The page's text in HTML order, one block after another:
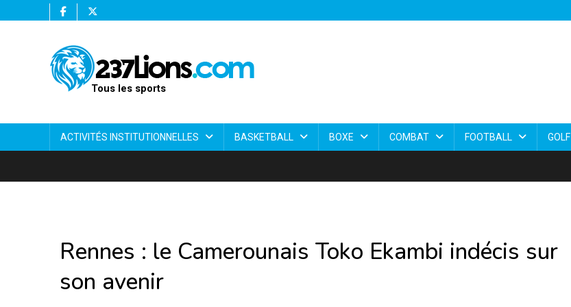
Tous les sports
ACTIVITÉS INSTITUTIONNELLES BASKETBALL BOXE COMBAT FOOTBALL GOLF
Rennes : le Camerounais Toko Ekambi indécis sur
son avenir